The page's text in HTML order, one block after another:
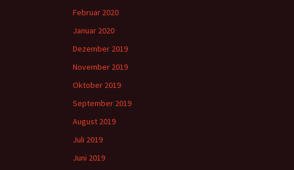
Februar 2020
Januar 2020
Dezember 2019
November 2019
Oktober 2019
September 2019
August 2019
Juli 2019
Juni 2019